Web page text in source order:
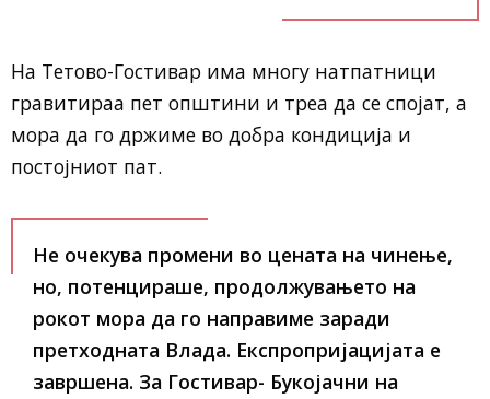
На Тетово-Гостивар има многу натпатници
гравитираа пет општини и треа да се спојат, а
мора да го држиме во добра кондиција и
постојниот пат.
Не очекува промени во цената на чинење,
но, потенцираше, продолжувањето на
рокот мора да го направиме заради
претходната Влада. Експропријацијата е
завршена. За Гостивар- Букојачни на